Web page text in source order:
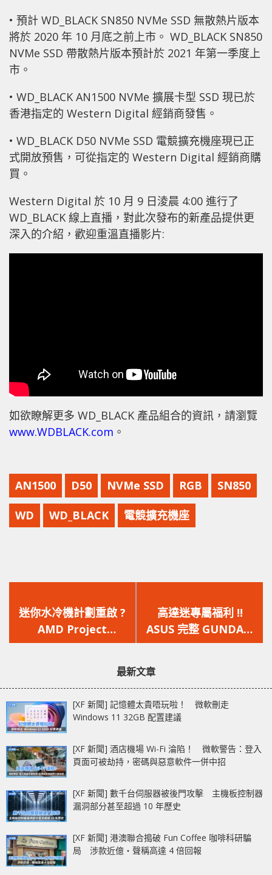
• 預計 WD_BLACK SN850 NVMe SSD 無散熱片版本
將於 2020 年 10 月底之前上市。 WD_BLACK SN850
NVMe SSD 帶散熱片版本預計於 2021 年第一季度上
市。
• WD_BLACK AN1500 NVMe 擴展卡型 SSD 現已於
香港指定的 Western Digital 經銷商發售。
• WD_BLACK D50 NVMe SSD 電競擴充機座現已正
式開放預售，可從指定的 Western Digital 經銷商購
買。
Western Digital 於 10 月 9 日淩晨 4:00 進行了
WD_BLACK 線上直播，對此次發布的新產品提供更
深入的介紹，歡迎重溫直播影片:
如欲瞭解更多 WD_BLACK 產品組合的資訊，請瀏覽
www.WDBLACK.com 。
AN1500 D50 NVMe SSD RGB SN850
WD WD_BLACK 電競擴充機座
一
篇
文
迷你水冷機計劃重啟 ?
AMD Project
Quantum 專利文件現
一
篇
文
高達迷專屬福利 !!
ASUS 完整 GUNDAM
版產品線現身，還會加
最新文章
[XF 新聞] 記憶體太貴唔玩啦！ 微軟刪走
Windows 11 32GB 配置建議
[XF 新聞] 酒店機場 Wi-Fi 淪陷！ 微軟警告：登入
頁面可被劫持，密碼與惡意軟件一併中招
[XF 新聞] 數千台伺服器被後門攻擊 主機板控制器
漏洞部分甚至超過 10 年歷史
[XF 新聞] 港澳聯合搗破 Fun Coffee 咖啡科研騙
局 涉款近億‧聲稱高達 4 倍回報